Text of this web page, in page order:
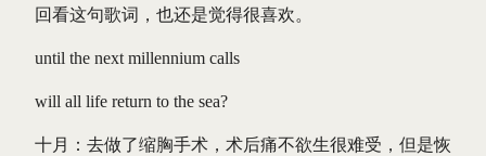
回看这句歌词，也还是觉得很喜欢。
until the next millennium calls
will all life return to the sea?
十月：去做了缩胸手术，术后痛不欲生很难受，但是恢